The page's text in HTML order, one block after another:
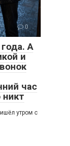
0
А
и
час
никт
утром с